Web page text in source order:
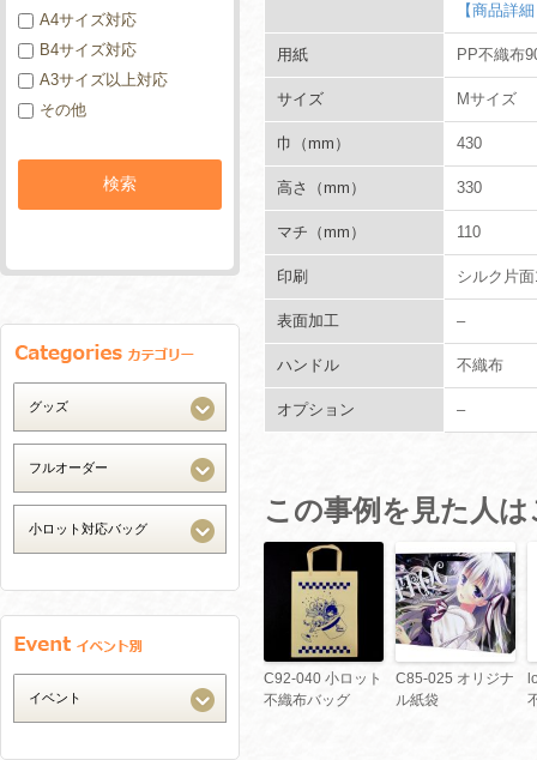
【商品詳
用紙 PP不織布
サイズ Mサイズ
巾（mm） 430
高さ（mm） 330
マチ（mm） 110
印刷 シルク片
表面加工 –
ハンドル 不織布
オプション –
この事例を見た人
C92-040 小ロット
不織布バッグ
C85-025 オリジナ
ル紙袋
A4サイズ対応
B4サイズ対応
A3サイズ以上対応
その他